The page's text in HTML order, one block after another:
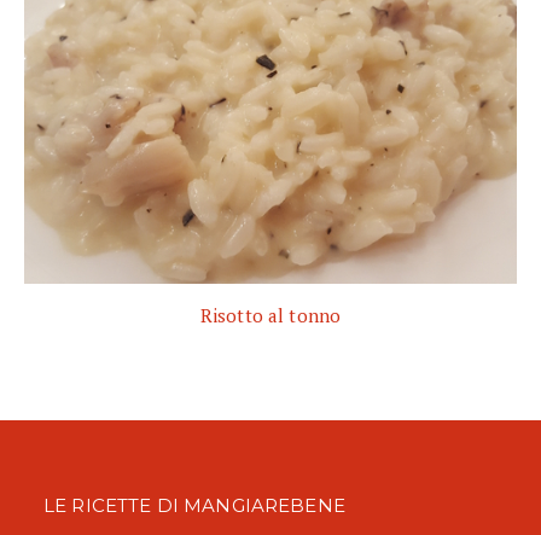
Risotto al tonno
LE RICETTE DI MANGIAREBENE